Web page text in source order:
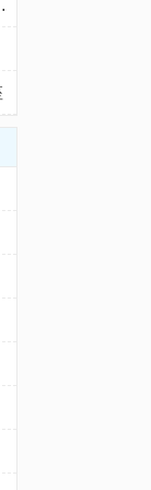
填报,江苏高考成绩查询